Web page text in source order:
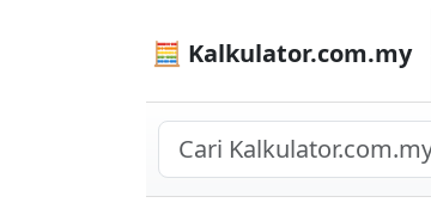
🧮 Kalkulator.com.my